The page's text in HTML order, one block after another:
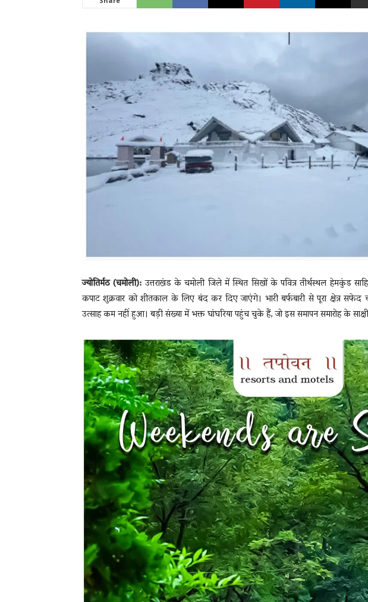
LIVE
ज्योतिर्मठ (चमोली):उत्तराखंड के चमोली जिले में स्थित सिखों के पवित्र तीर्थस्थल हेमकुंड
कपाट शुक्रवार को शीतकाल के लिए बंद कर दिए जाएंगे। भारी बर्फबारी से पूरा क्षेत्र
उत्साह कम नहीं हुआ। बड़ी संख्या में भक्त घांघरिया पहुंच चुके हैं, जो इस समापन समारोह के